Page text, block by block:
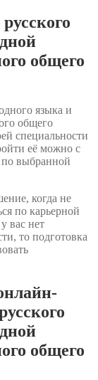
общего
языка и
общего
специальности
её можно с
по выбранной
когда не
по карьерной
вас нет
то подготовка
общего